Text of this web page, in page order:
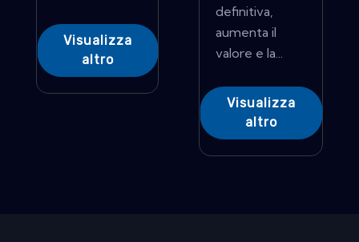
Visualizza
altro
definitiva,
aumenta il
valore e la...
Visualizza
altro